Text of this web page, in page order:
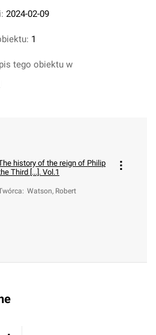
2024-02-09
1
tego obiektu w
history of the reign of Philip
Third [...]. Vol.1
: Watson, Robert